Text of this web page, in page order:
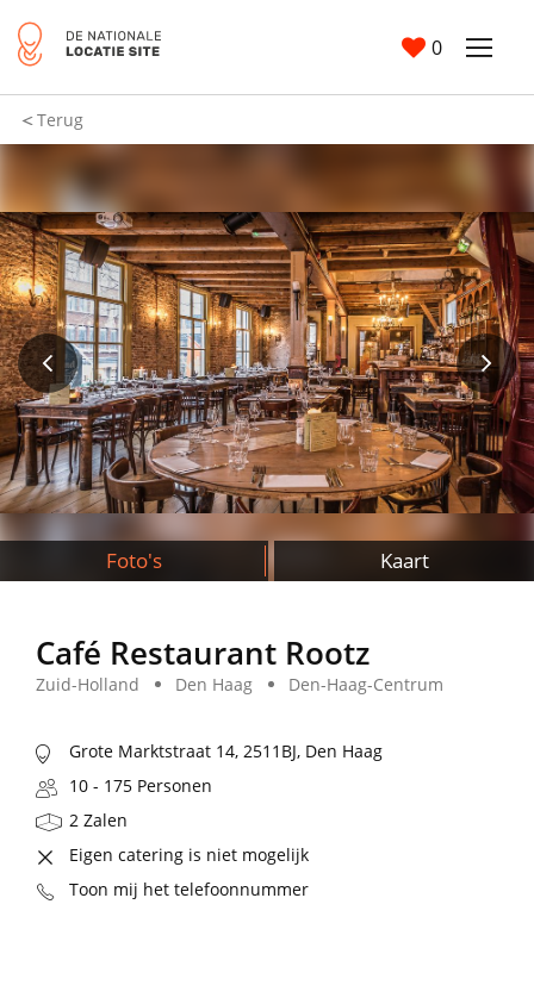
0
Terug
Foto's Kaart
Café Restaurant Rootz
Zuid-Holland Den Haag Den-Haag-Centrum
Grote Marktstraat 14, 2511BJ, Den Haag
10 - 175 Personen
2 Zalen
Eigen catering is niet mogelijk
Toon mij het telefoonnummer